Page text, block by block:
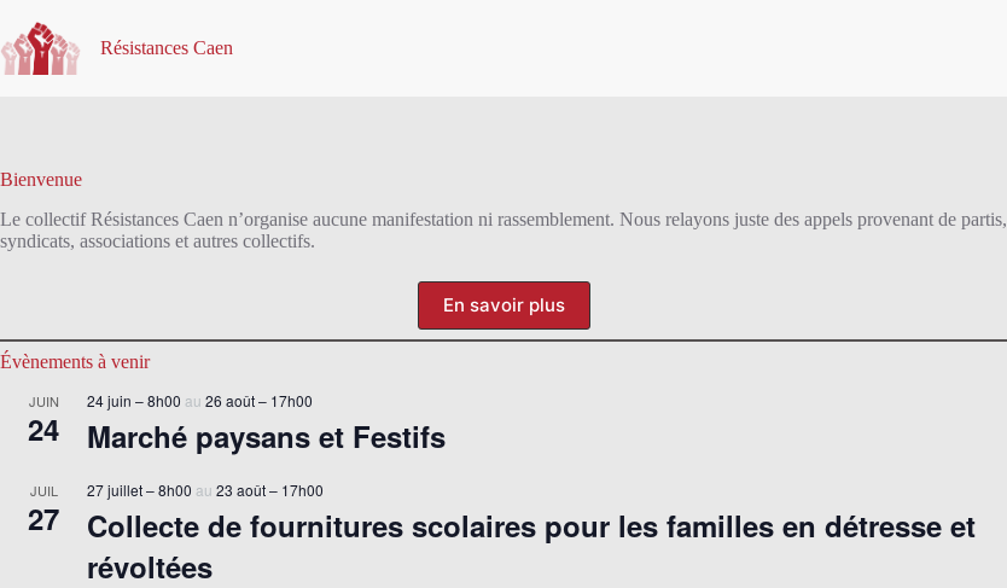
contenu
Résistances Caen
Bienvenue
Le collectif Résistances Caen n’organise aucune manifestation ni rassemblement. Nous relayons juste des appels provenant de partis,
syndicats, associations et autres collectifs.
En savoir plus
Évènements à venir
JUIN
24
24 juin – 8h00 26 août – 17h00
Marché paysans et Festifs
JUIL
27
27 juillet – 8h00 23 août – 17h00
Collecte de fournitures scolaires pour les familles en détresse et
révoltées